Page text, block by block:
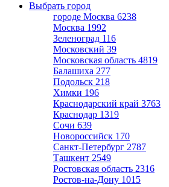
Выбрать город
городе Москва 6238
Москва 1992
Зеленоград 116
Московский 39
Московская область 4819
Балашиха 277
Подольск 218
Химки 196
Краснодарский край 3763
Краснодар 1319
Сочи 639
Новороссийск 170
Санкт-Петербург 2787
Ташкент 2549
Ростовская область 2316
Ростов-на-Дону 1015